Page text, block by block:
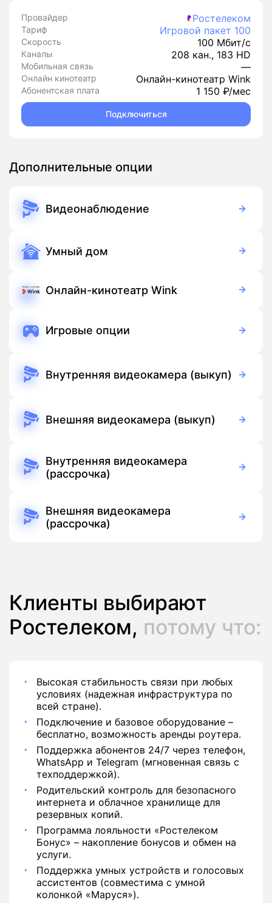
Провайдер Ростелеком
Тариф Игровой пакет 100
Скорость 100 Мбит/с
Каналы 208 кан., 183 HD
Мобильная связь —
Онлайн кинотеатр Онлайн-кинотеатр Wink
Абонентская плата 1 150 ₽/мес
Подключиться
Дополнительные опции
Видеонаблюдение
Подписка
Умный дом
Подписка 900 руб./мес
Онлайн-кинотеатр Wink
Подписка
Игровые опции
Внутренняя видеокамера (выкуп)
Подписка
Внешняя видеокамера (выкуп)
ПодпискаВнутренняя видеокамера
(рассрочка)
ПодпискаВнешняя видеокамера
(рассрочка)
Клиенты выбирают
Ростелеком, потому что:
Высокая стабильность связи при любых
условиях (надежная инфраструктура по
всей стране).
Подключение и базовое оборудование –
бесплатно, возможность аренды роутера.
Поддержка абонентов 24/7 через телефон,
WhatsApp и Telegram (мгновенная связь с
техподдержкой).
Родительский контроль для безопасного
интернета и облачное хранилище для
резервных копий.
Программа лояльности «Ростелеком
Бонус» – накопление бонусов и обмен на
услуги.
Поддержка умных устройств и голосовых
ассистентов (совместима с умной
колонкой «Маруся»).